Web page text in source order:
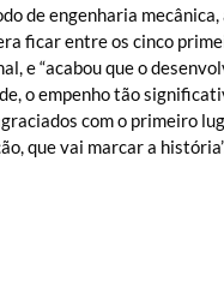
de engenharia mecânica,
ficar entre os cinco
e “acabou que o
o empenho tão
com o primeiro
que vai marcar a